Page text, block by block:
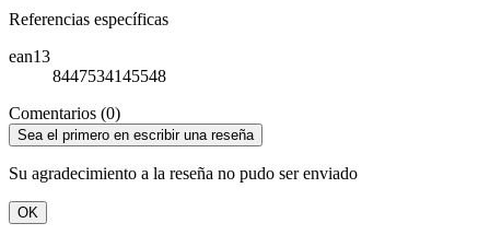
Referencias específicas
ean13
8447534145548
Comentarios (0)
Sea el primero en escribir una reseña
Su agradecimiento a la reseña no pudo ser enviado
OK